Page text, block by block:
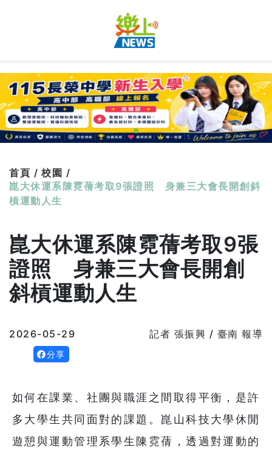
首頁 / 校園 /
崑大休運系陳霓蒨考取9張證照 身兼三大會長開創斜
槓運動人生
崑大休運系陳霓蒨考取9張
證照 身兼三大會長開創
斜槓運動人生
2026-05-29 記者 張振興 / 臺南 報導
分享
如何在課業、社團與職涯之間取得平衡，是許
多大學生共同面對的課題。崑山科技大學休閒
遊憩與運動管理系學生陳霓蒨，透過對運動的